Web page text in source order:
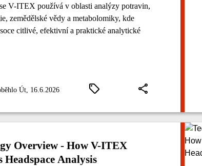
V-ITEX používá v oblasti analýzy potravin,
zemědělské vědy a metabolomiky, kde
citlivé, efektivní a praktické analytické
Út, 16.6.2026
Overview - How V-ITEX
Headspace Analysis